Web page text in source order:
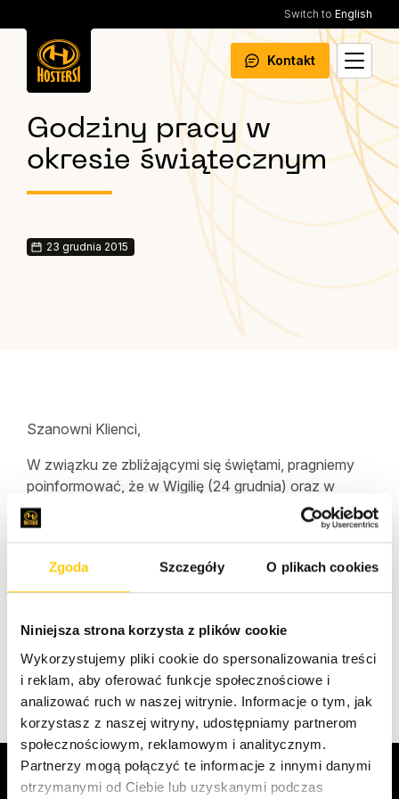
Zgoda Szczegóły O plikach cookies
Niniejsza strona korzysta z plików cookie
Wykorzystujemy pliki cookie do spersonalizowania treści
i reklam, aby oferować funkcje społecznościowe i
analizować ruch w naszej witrynie. Informacje o tym, jak
korzystasz z naszej witryny, udostępniamy partnerom
społecznościowym, reklamowym i analitycznym.
Partnerzy mogą połączyć te informacje z innymi danymi
otrzymanymi od Ciebie lub uzyskanymi podczas
Switch to English
Kontakt
Godziny pracy w
okresie świątecznym
23 grudnia 2015
Szanowni Klienci,
W związku ze zbliżającymi się świętami, pragniemy
poinformować, że w Wigilię (24 grudnia) oraz w
Sylwestra (31 grudnia) nasz Dział Obsługi Klienta
będzie odbierał Wasze telefony do godziny 14:00.
zmian.
Pozdrawiamy,
Zespół Hostersów